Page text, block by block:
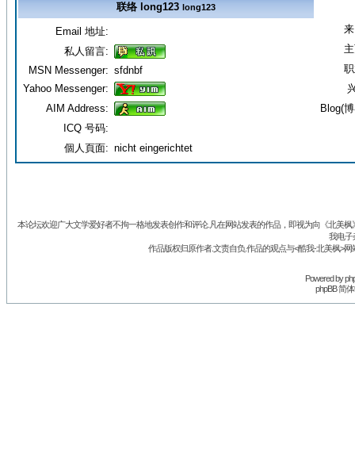
Blog(
联络 long123 long123
Email 地址:
私人留言:
MSN Messenger: sfdnbf
Yahoo Messenger:
AIM Address:
ICQ 号码:
個人頁面: nicht eingerichtet
本论坛欢迎广大文学爱好者不拘一格地发表创作和评论.凡在网站发表的作品，即视为向《北美
我电子
作品版权归原作者.文责自负.作品的观点与<酷我-北美枫>
Powered by
phpBB 简